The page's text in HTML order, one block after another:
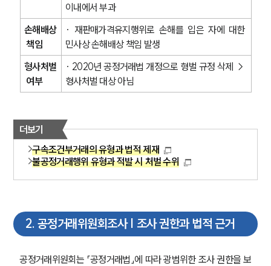
이내에서 부과
손해배상
책임
· 재판매가격유지행위로 손해를 입은 자에 대한
민사상 손해배상 책임 발생
형사처벌
여부
· 2020년 공정거래법 개정으로 형벌 규정 삭제 →
형사처벌 대상 아님
더보기
구속조건부거래의 유형과 법적 제재
불공정거래행위 유형과 적발 시 처벌 수위
2. 공정거래위원회조사 | 조사 권한과 법적 근거
공정거래위원회는 「공정거래법」에 따라 광범위한 조사 권한을 보